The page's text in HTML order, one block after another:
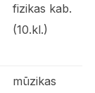
fizikas kab.
(10.kl.)
mūzikas